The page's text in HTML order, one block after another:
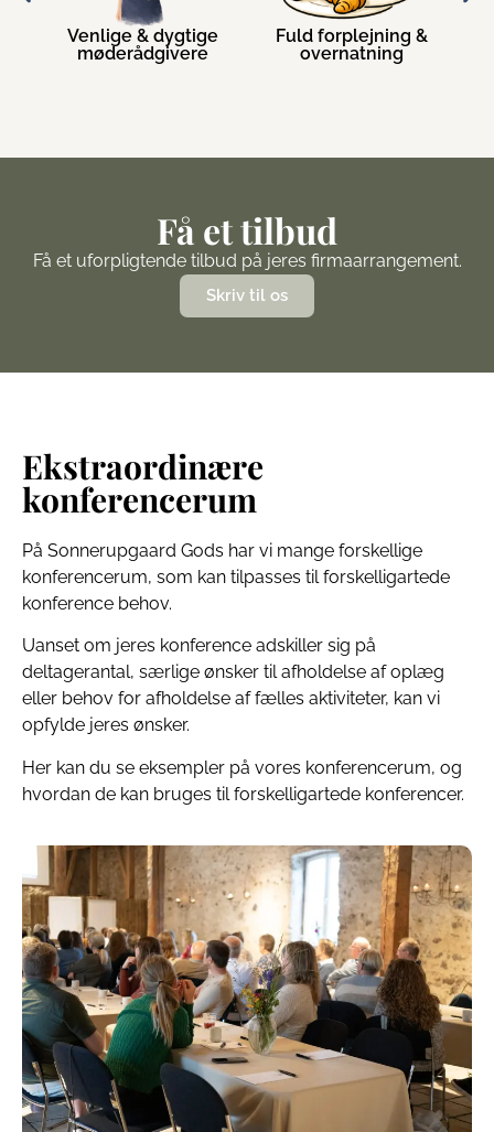
Venlige & dygtige
møderådgivere
Fuld forplejning &
overnatning
Få et tilbud
Få et uforpligtende tilbud på jeres firmaarrangement.
Skriv til os
Ekstraordinære
konferencerum
På Sonnerupgaard Gods har vi mange forskellige
konferencerum, som kan tilpasses til forskelligartede
konference behov.
Uanset om jeres konference adskiller sig på
deltagerantal, særlige ønsker til afholdelse af oplæg
eller behov for afholdelse af fælles aktiviteter, kan vi
opfylde jeres ønsker.
Her kan du se eksempler på vores konferencerum, og
hvordan de kan bruges til forskelligartede konferencer.